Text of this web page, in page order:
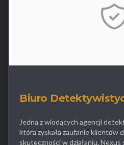
Biuro
Jedna z wiodących agencji
która zyskała zaufanie klientów
skuteczności w działaniu.